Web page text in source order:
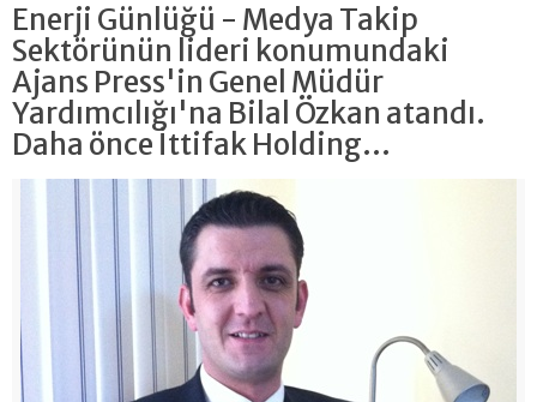
Enerji Günlüğü - Medya Takip
Sektörünün lideri konumundaki
Ajans Press'in Genel Müdür
Yardımcılığı'na Bilal Özkan atandı.
Daha önce İttifak Holding...